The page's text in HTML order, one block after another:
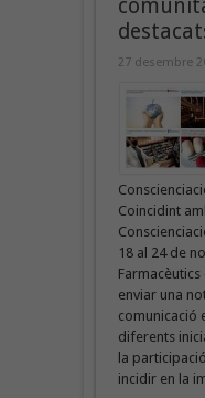
27 desembre
Coincidint
18 al 24 de
Farmacèutics
enviar una
comunicació
diferents
la
incidir en la